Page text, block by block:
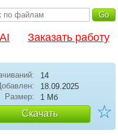
Заказать работу
14
18.09.2025
Размер:
1 Мб
Скачать ☆